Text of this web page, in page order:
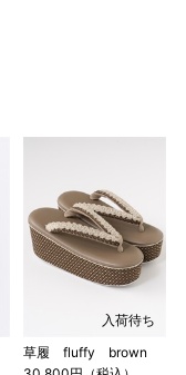
入荷待ち
草履 fluffy brown